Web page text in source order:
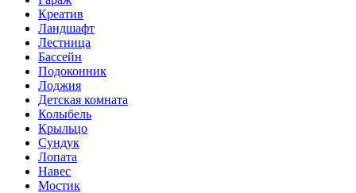
Креатив
Ландшафт
Лестница
Бассейн
Подоконник
Лоджия
Детская комната
Колыбель
Крыльцо
Сундук
Лопата
Навес
Мостик